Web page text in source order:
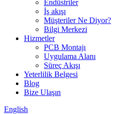
Endüstriler
İş akışı
Müşteriler Ne Diyor?
Bilgi Merkezi
Hizmetler
PCB Montajı
Uygulama Alanı
Süreç Akışı
Yeterlilik Belgesi
Blog
Bize Ulaşın
English